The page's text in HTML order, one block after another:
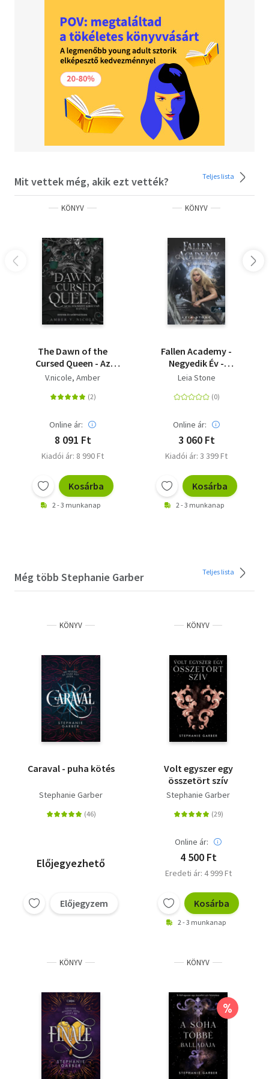
Olvasd el mások véleményét is!
Mit vettek még, akik ezt vették? Teljes lista
KÖNYV
The Dawn of the
Cursed Queen - Az
elátkozott királynő
kiadás)
V.nicole, Amber
Online ár:
8 091 Ft
Kiadói ár: 8 990 Ft
Kosárba
2 - 3 munkanap
KÖNYV
Fallen Academy -
Negyedik Év -
Bukottak Akadémiája
Leia Stone
Online ár:
3 060 Ft
Kiadói ár: 3 399 Ft
Kosárba
2 - 3 munkanap
Még több Stephanie Garber Teljes lista
KÖNYV
Caraval - puha kötés
Stephanie Garber
Előjegyezhető
Előjegyzem
KÖNYV
Volt egyszer egy
összetört szív
Stephanie Garber
Online ár:
4 500 Ft
Eredeti ár: 4 999 Ft
Kosárba
2 - 3 munkanap
KÖNYV KÖNYV
%